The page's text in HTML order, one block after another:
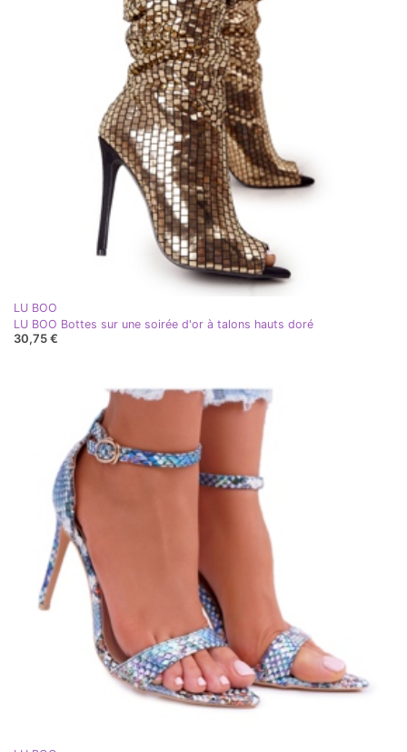
LU BOO
LU BOO Bottes sur une soirée d'or à talons hauts doré
30,75 €